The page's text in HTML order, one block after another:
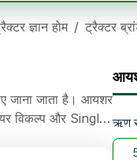
ज्ञान होम / ट्रैक्टर
जाना जाता है। आयशर
विकल्प और Single
700 kg लिफ्टिंग
ऋण